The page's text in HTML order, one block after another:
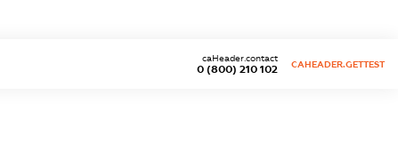
0 (800) 210 102
caHeader.contact
CAHEADER.GETTEST